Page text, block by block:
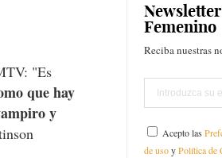
"Es
que hay
y
Femenino
Reciba nuestras
Acepto las
de usoyPolítica de